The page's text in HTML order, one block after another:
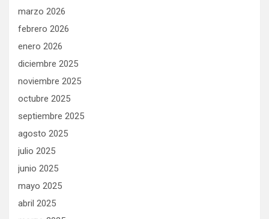
marzo 2026
febrero 2026
enero 2026
diciembre 2025
noviembre 2025
octubre 2025
septiembre 2025
agosto 2025
julio 2025
junio 2025
mayo 2025
abril 2025